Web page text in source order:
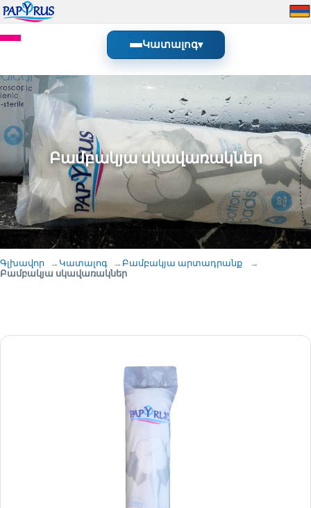
Կատալոգ▾
Բամբակյա սկավառակներ
Գլխավոր Կատալոգ
Բամբակյա արտադրանք
Բամբակյա սկավառակներ